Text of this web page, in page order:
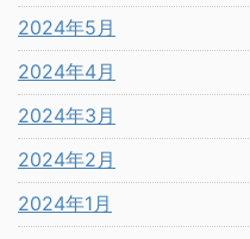
2024年5月
2024年4月
2024年3月
2024年2月
2024年1月